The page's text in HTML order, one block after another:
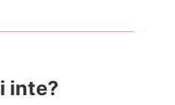
inte?